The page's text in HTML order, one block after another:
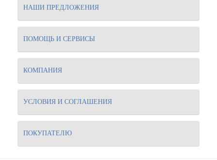
НАШИ ПРЕДЛОЖЕНИЯ
ПОМОЩЬ И СЕРВИСЫ
КОМПАНИЯ
УСЛОВИЯ И СОГЛАШЕНИЯ
ПОКУПАТЕЛЮ